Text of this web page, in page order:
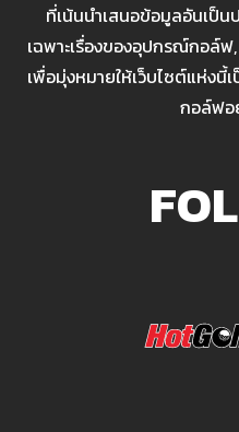
ที่เน้นนำเสนอข้อมูลอันเป็
เฉพาะเรื่องของอุปกรณ์กอล์ฟ
เพื่อมุ่งหมายให้เว็บไซต์แห่ง
กอล์ฟอ